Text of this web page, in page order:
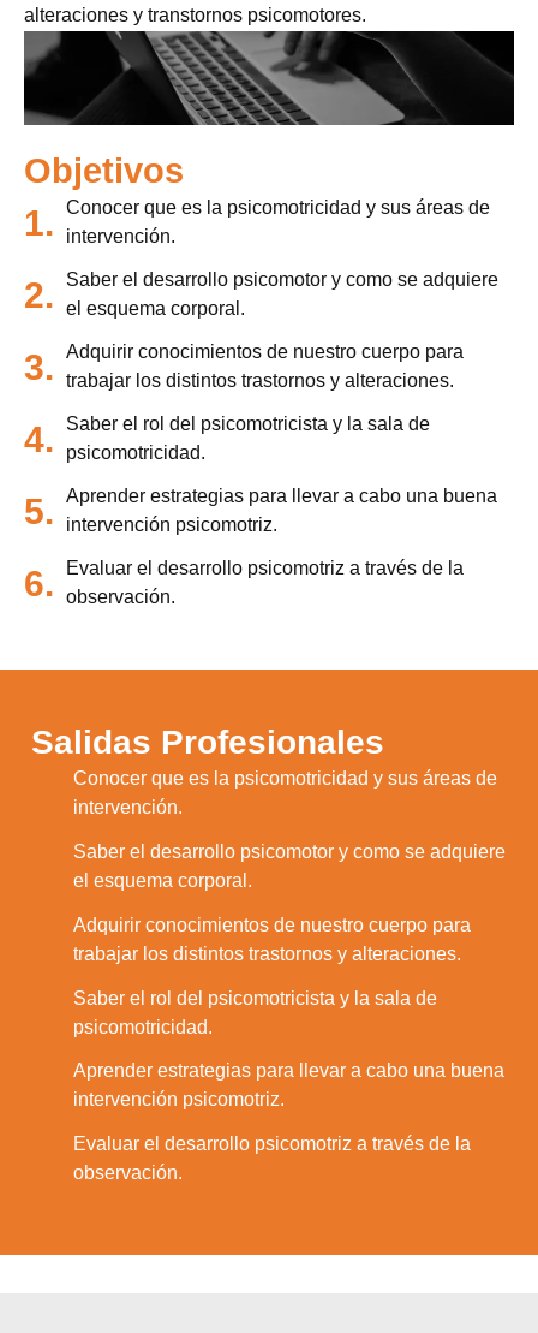
alteraciones y transtornos psicomotores.
Objetivos
1.
Conocer que es la psicomotricidad y sus áreas de
intervención.
2.
Saber el desarrollo psicomotor y como se adquiere
el esquema corporal.
3.
Adquirir conocimientos de nuestro cuerpo para
trabajar los distintos trastornos y alteraciones.
4.
Saber el rol del psicomotricista y la sala de
psicomotricidad.
5.
Aprender estrategias para llevar a cabo una buena
intervención psicomotriz.
6.
Evaluar el desarrollo psicomotriz a través de la
observación.
Salidas Profesionales
Conocer que es la psicomotricidad y sus áreas de
intervención.
Saber el desarrollo psicomotor y como se adquiere
el esquema corporal.
Adquirir conocimientos de nuestro cuerpo para
trabajar los distintos trastornos y alteraciones.
Saber el rol del psicomotricista y la sala de
psicomotricidad.
Aprender estrategias para llevar a cabo una buena
intervención psicomotriz.
Evaluar el desarrollo psicomotriz a través de la
observación.